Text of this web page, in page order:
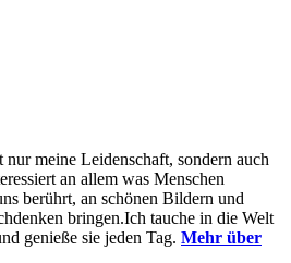
meine Leidenschaft, sondern auch
an allem was Menschen
berührt, an schönen Bildern und
bringen.Ich tauche in die Welt
genieße sie jeden Tag. Mehr über